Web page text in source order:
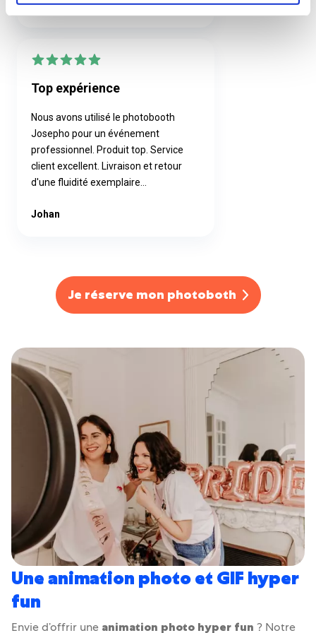
Laurence Salvetat
Top expérience
Nous avons utilisé le photobooth
Josepho pour un événement
professionnel. Produit top. Service
client excellent. Livraison et retour
d'une fluidité exemplaire...
Johan
Je réserve mon photoboth
Une animation photo et GIF hyper
fun
Envie d’offrir une animation photo hyper fun ? Notre